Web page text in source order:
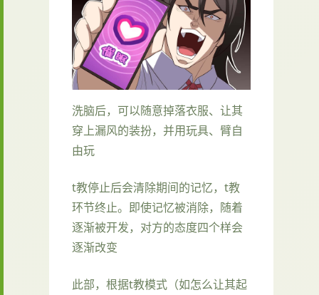
洗脑后，可以随意掉落衣服、让其
穿上漏风的装扮，并用玩具、臂自
由玩
t教停止后会清除期间的记忆，t教
环节终止。即使记忆被消除，随着
逐渐被开发，对方的态度四个样会
逐渐改变
此部，根据t教模式（如怎么让其起